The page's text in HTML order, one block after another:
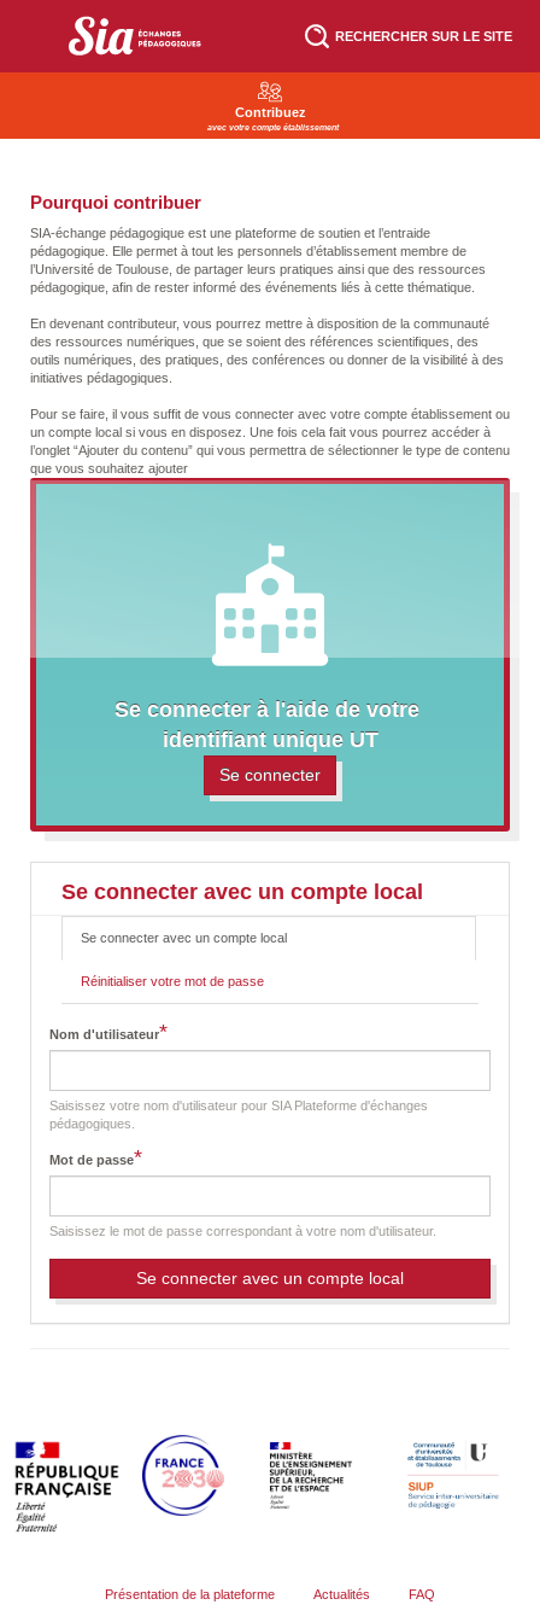
RECHERCHER SUR LE SITE
Contribuez
avec votre compte établissement
Pourquoi contribuer
SIA-échange pédagogique est une plateforme de soutien et l’entraide
pédagogique. Elle permet à tout les personnels d’établissement membre de
l’Université de Toulouse, de partager leurs pratiques ainsi que des ressources
pédagogique, afin de rester informé des événements liés à cette thématique.
En devenant contributeur, vous pourrez mettre à disposition de la communauté
des ressources numériques, que se soient des références scientifiques, des
outils numériques, des pratiques, des conférences ou donner de la visibilité à des
initiatives pédagogiques.
Pour se faire, il vous suffit de vous connecter avec votre compte établissement ou
un compte local si vous en disposez. Une fois cela fait vous pourrez accéder à
l’onglet “Ajouter du contenu” qui vous permettra de sélectionner le type de contenu
que vous souhaitez ajouter
Se connecter à l'aide de votre
identifiant unique UT
Se connecter
Se connecter avec un compte local
m
r
a
b
Se connecter avec un compte local
Réinitialiser votre mot de passe
Nom d'utilisateur*
Saisissez votre nom d'utilisateur pour SIA Plateforme d'échanges
pédagogiques.
Mot de passe*
Saisissez le mot de passe correspondant à votre nom d'utilisateur.
Présentation de la plateforme Actualités FAQ